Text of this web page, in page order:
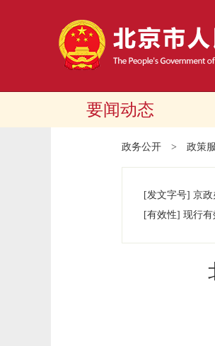
要闻动态
政务公开 > 政策
[发文字号] 京政
[有效性] 现行有